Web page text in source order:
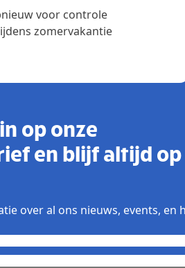
voor controle
zomervakantie
op onze
en blijf altijd op
over al ons nieuws, events, en